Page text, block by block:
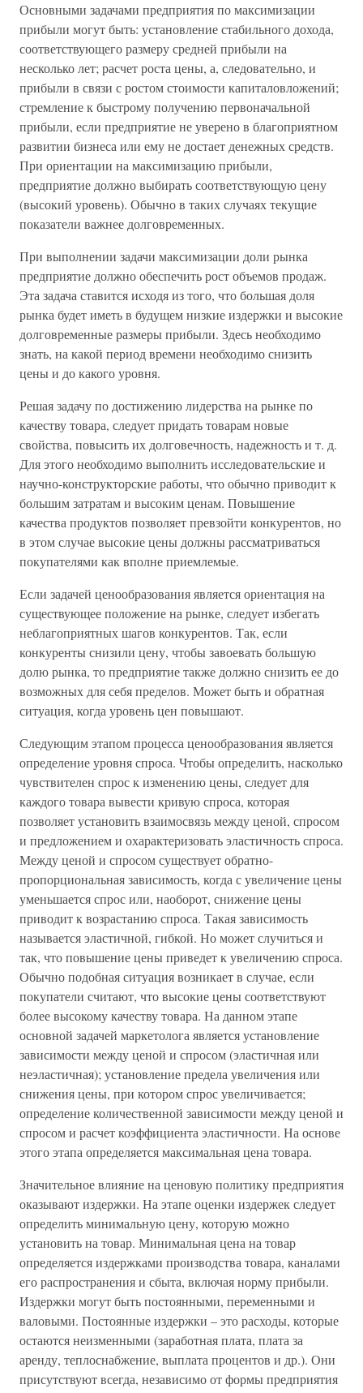
Основными задачами предприятия по максимизации
прибыли могут быть: установление стабильного дохода,
соответствующего размеру средней прибыли на
несколько лет; расчет роста цены, а, следовательно, и
прибыли в связи с ростом стоимости капиталовложений;
стремление к быстрому получению первоначальной
прибыли, если предприятие не уверено в благоприятном
развитии бизнеса или ему не достает денежных средств.
При ориентации на максимизацию прибыли,
предприятие должно выбирать соответствующую цену
(высокий уровень). Обычно в таких случаях текущие
показатели важнее долговременных.
При выполнении задачи максимизации доли рынка
предприятие должно обеспечить рост объемов продаж.
Эта задача ставится исходя из того, что большая доля
рынка будет иметь в будущем низкие издержки и высокие
долговременные размеры прибыли. Здесь необходимо
знать, на какой период времени необходимо снизить
цены и до какого уровня.
Решая задачу по достижению лидерства на рынке по
качеству товара, следует придать товарам новые
свойства, повысить их долговечность, надежность и т. д.
Для этого необходимо выполнить исследовательские и
научно-конструкторские работы, что обычно приводит к
большим затратам и высоким ценам. Повышение
качества продуктов позволяет превзойти конкурентов, но
в этом случае высокие цены должны рассматриваться
покупателями как вполне приемлемые.
Если задачей ценообразования является ориентация на
существующее положение на рынке, следует избегать
неблагоприятных шагов конкурентов. Так, если
конкуренты снизили цену, чтобы завоевать большую
долю рынка, то предприятие также должно снизить ее до
возможных для себя пределов. Может быть и обратная
ситуация, когда уровень цен повышают.
Следующим этапом процесса ценообразования является
определение уровня спроса. Чтобы определить, насколько
чувствителен спрос к изменению цены, следует для
каждого товара вывести кривую спроса, которая
позволяет установить взаимосвязь между ценой, спросом
и предложением и охарактеризовать эластичность спроса.
Между ценой и спросом существует обратно-
пропорциональная зависимость, когда с увеличение цены
уменьшается спрос или, наоборот, снижение цены
приводит к возрастанию спроса. Такая зависимость
называется эластичной, гибкой. Но может случиться и
так, что повышение цены приведет к увеличению спроса.
Обычно подобная ситуация возникает в случае, если
покупатели считают, что высокие цены соответствуют
более высокому качеству товара. На данном этапе
основной задачей маркетолога является установление
зависимости между ценой и спросом (эластичная или
неэластичная); установление предела увеличения или
снижения цены, при котором спрос увеличивается;
определение количественной зависимости между ценой и
спросом и расчет коэффициента эластичности. На основе
этого этапа определяется максимальная цена товара.
Значительное влияние на ценовую политику предприятия
оказывают издержки. На этапе оценки издержек следует
определить минимальную цену, которую можно
установить на товар. Минимальная цена на товар
определяется издержками производства товара, каналами
его распространения и сбыта, включая норму прибыли.
Издержки могут быть постоянными, переменными и
валовыми. Постоянные издержки – это расходы, которые
остаются неизменными (заработная плата, плата за
аренду, теплоснабжение, выплата процентов и др.). Они
присутствуют всегда, независимо от формы предприятия